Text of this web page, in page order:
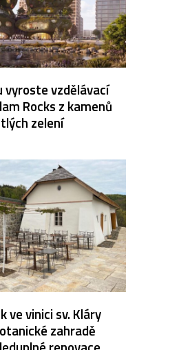
vzdělávací
Rocks z kamenů
zelení
ve vinici sv. Kláry
zahradě